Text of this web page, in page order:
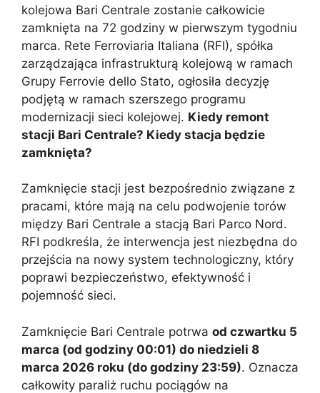
kolejowa Bari Centrale zostanie całkowicie
zamknięta na 72 godziny w pierwszym tygodniu
marca. Rete Ferroviaria Italiana (RFI), spółka
zarządzająca infrastrukturą kolejową w ramach
Grupy Ferrovie dello Stato, ogłosiła decyzję
podjętą w ramach szerszego programu
modernizacji sieci kolejowej. Kiedy remont
stacji Bari Centrale? Kiedy stacja będzie
zamknięta?
Zamknięcie stacji jest bezpośrednio związane z
pracami, które mają na celu podwojenie torów
między Bari Centrale a stacją Bari Parco Nord.
RFI podkreśla, że interwencja jest niezbędna do
przejścia na nowy system technologiczny, który
poprawi bezpieczeństwo, efektywność i
pojemność sieci.
Zamknięcie Bari Centrale potrwa od czwartku 5
marca (od godziny 00:01) do niedzieli 8
marca 2026 roku (do godziny 23:59). Oznacza
całkowity paraliż ruchu pociągów na